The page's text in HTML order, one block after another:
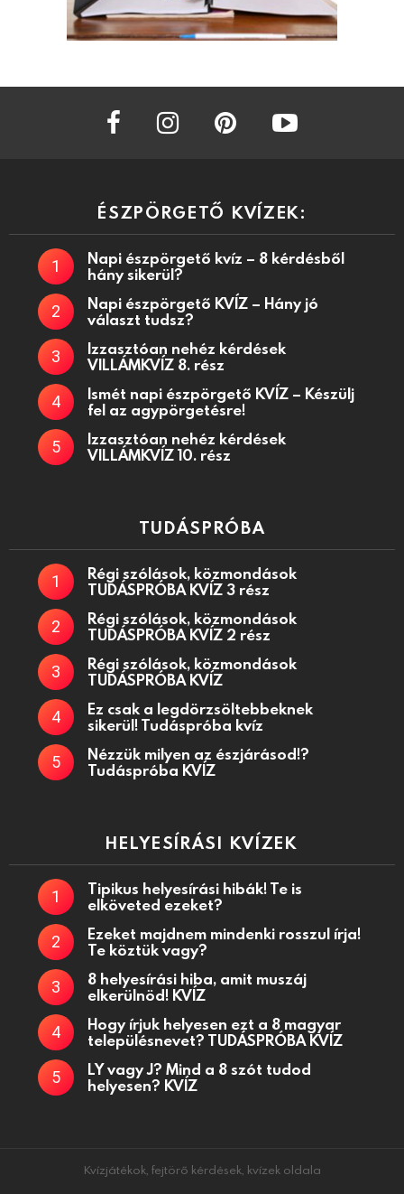
facebook instagram
ÉSZPÖRGETŐ KVÍZEK:
Napi észpörgető kvíz – 8 kérdésből
hány sikerül?
Napi észpörgető KVÍZ – Hány jó
választ tudsz?
Izzasztóan nehéz kérdések
VILLÁMKVÍZ 8. rész
Ismét napi észpörgető KVÍZ – Készülj
fel az agypörgetésre!
Izzasztóan nehéz kérdések
VILLÁMKVÍZ 10. rész
TUDÁSPRÓBA
Régi szólások, közmondások
TUDÁSPRÓBA KVÍZ 3 rész
Régi szólások, közmondások
TUDÁSPRÓBA KVÍZ 2 rész
Régi szólások, közmondások
TUDÁSPRÓBA KVÍZ
Ez csak a legdörzsöltebbeknek
sikerül! Tudáspróba kvíz
Nézzük milyen az észjárásod!?
Tudáspróba KVÍZ
HELYESÍRÁSI KVÍZEK
Tipikus helyesírási hibák! Te is
elköveted ezeket?
Ezeket majdnem mindenki rosszul írja!
Te köztük vagy?
8 helyesírási hiba, amit muszáj
elkerülnöd! KVÍZ
Hogy írjuk helyesen ezt a 8 magyar
településnevet? TUDÁSPRÓBA KVÍZ
LY vagy J? Mind a 8 szót tudod
helyesen? KVÍZ
Kvízjátékok, fejtörő kérdések, kvízek oldala